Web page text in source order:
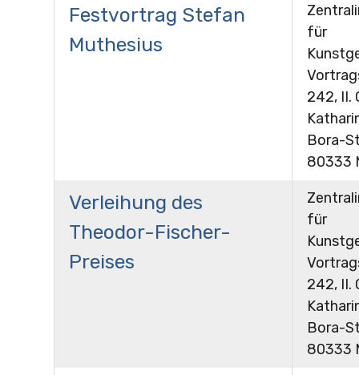
Festvortrag Stefan
Muthesius
für
242, II.
Bora-
80333
Verleihung des
Theodor-Fischer-
Preises
für
242, II.
Bora-
80333